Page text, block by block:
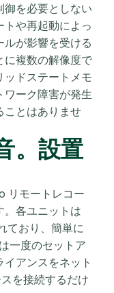
御を必要としない
や再起動によっ
が影響を受ける
に複数の解像度で
ッドステートメモ
ワーク障害が発生
ことはありませ
。設置
リモートレコー
。各ユニットは
ており、簡単に
一度のセットア
アンスをネット
を接続するだけ